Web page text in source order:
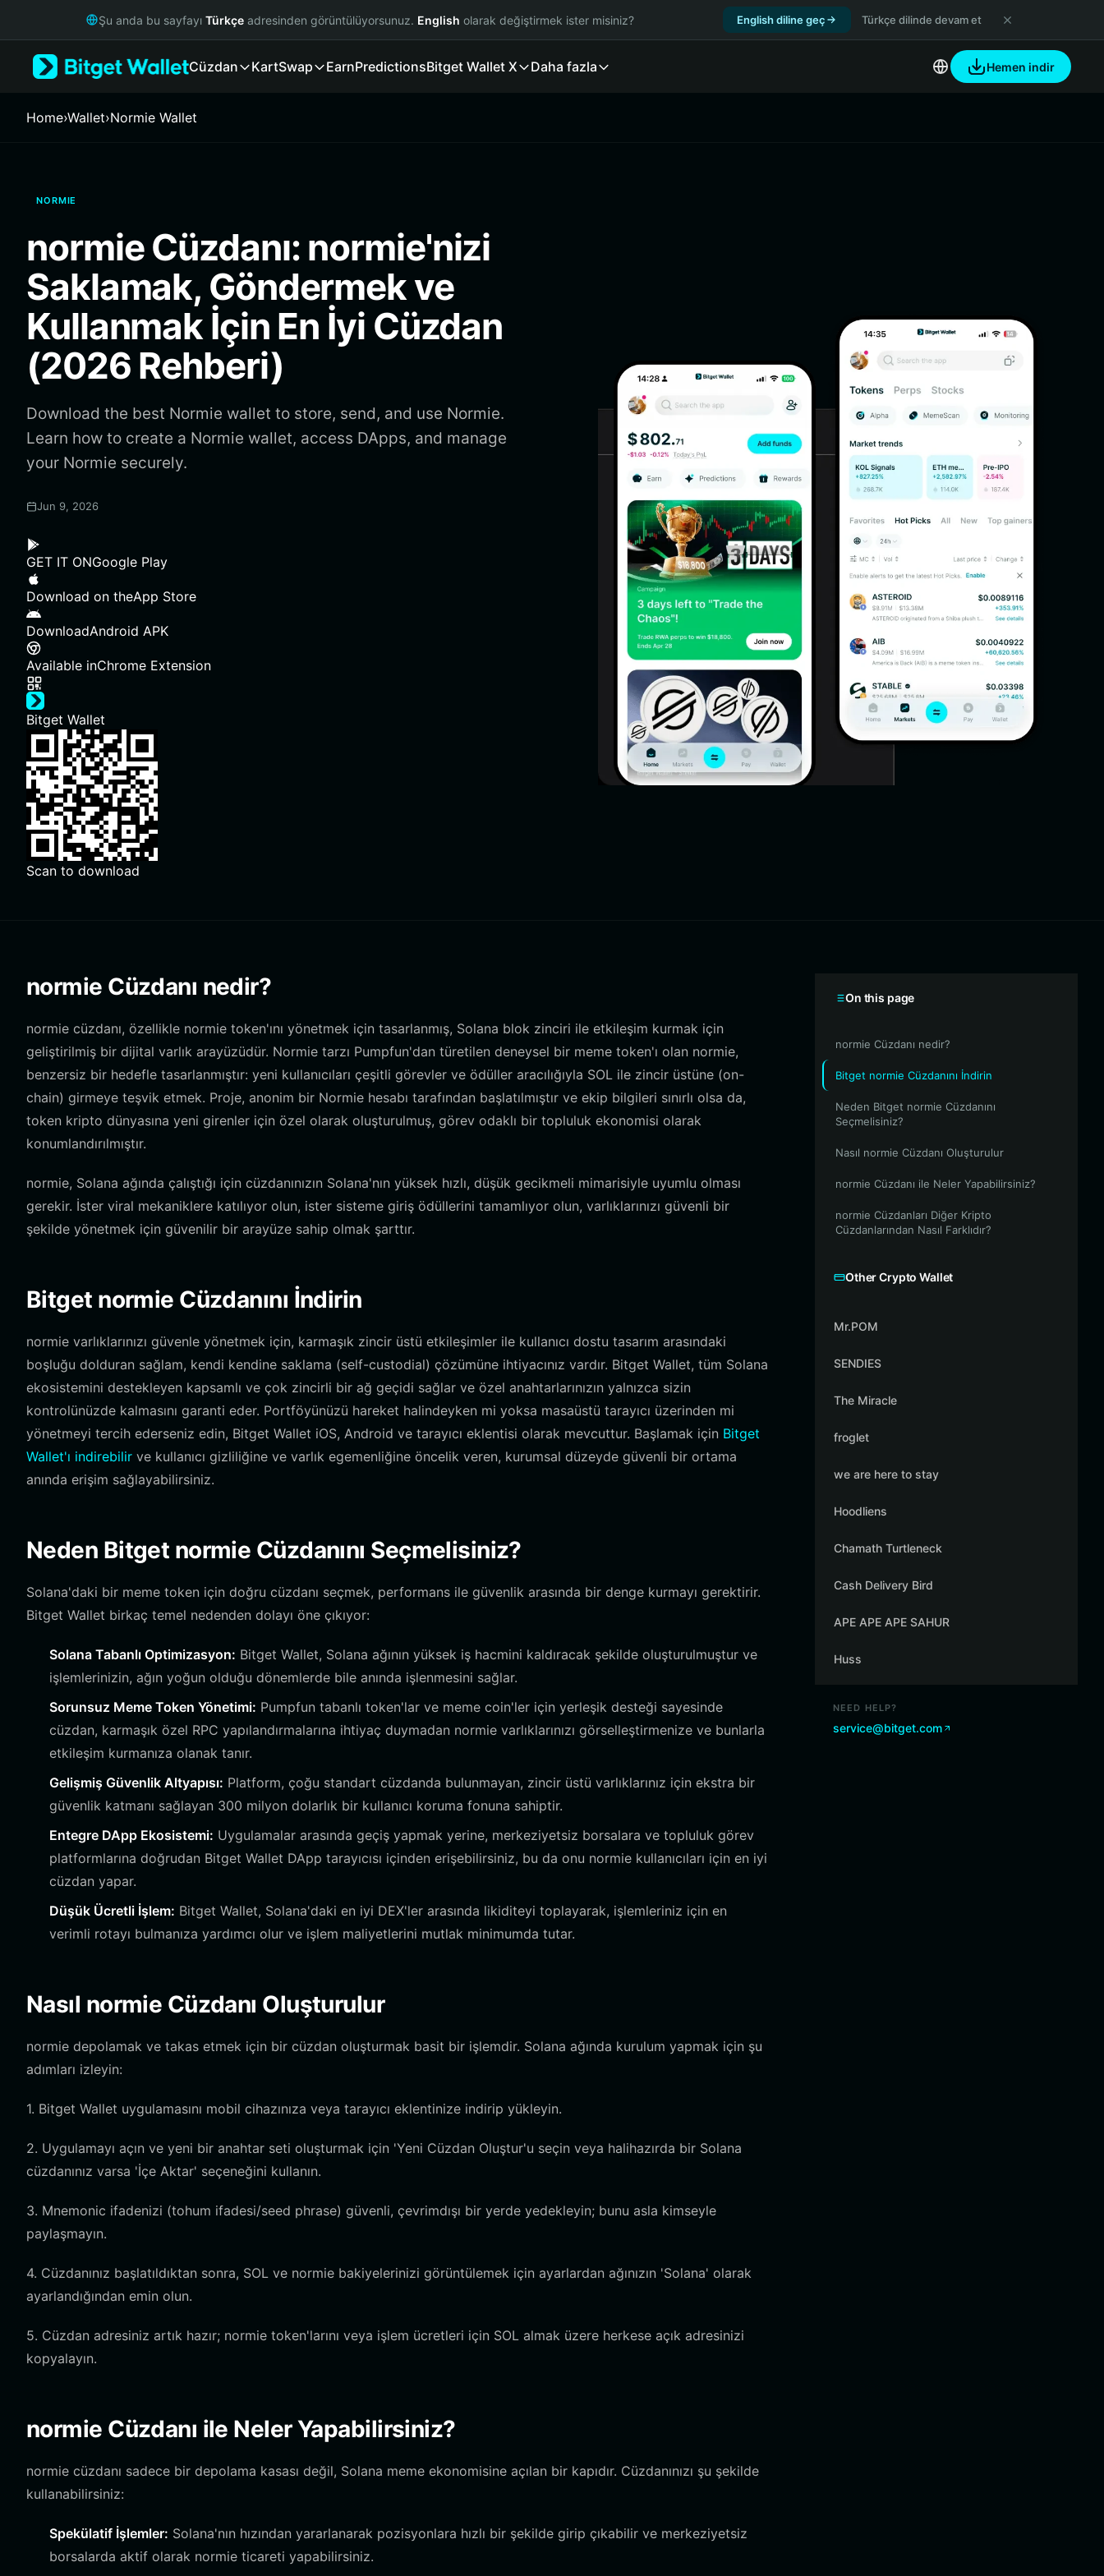
Русский
Italiano
繁體中文
Bahasa Indonesia
ภาษาไทย
Español
Português (Brasil)
Español (Argentina)
Şu anda bu sayfayı Türkçe adresinden görüntülüyorsunuz. English olarak değiştirmek ister misiniz? English diline geç Türkçe dilinde devam et
Cüzdan KartSwap EarnPredictionsBitget Wallet X Daha fazla Hemen indir
Home›Wallet›Normie Wallet
NORMIE
normie Cüzdanı: normie'nizi
Saklamak, Göndermek ve
Kullanmak İçin En İyi Cüzdan
(2026 Rehberi)
Download the best Normie wallet to store, send, and use Normie.
Learn how to create a Normie wallet, access DApps, and manage
your Normie securely.
Jun 9, 2026
GET IT ONGoogle Play
Download on theApp Store
DownloadAndroid APK
Available inChrome Extension
Bitget Wallet
Scan to download
normie Cüzdanı nedir?
normie cüzdanı, özellikle normie token'ını yönetmek için tasarlanmış, Solana blok zinciri ile etkileşim kurmak için
geliştirilmiş bir dijital varlık arayüzüdür. Normie tarzı Pumpfun'dan türetilen deneysel bir meme token'ı olan normie,
benzersiz bir hedefle tasarlanmıştır: yeni kullanıcıları çeşitli görevler ve ödüller aracılığıyla SOL ile zincir üstüne (on-
chain) girmeye teşvik etmek. Proje, anonim bir Normie hesabı tarafından başlatılmıştır ve ekip bilgileri sınırlı olsa da,
token kripto dünyasına yeni girenler için özel olarak oluşturulmuş, görev odaklı bir topluluk ekonomisi olarak
konumlandırılmıştır.
normie, Solana ağında çalıştığı için cüzdanınızın Solana'nın yüksek hızlı, düşük gecikmeli mimarisiyle uyumlu olması
gerekir. İster viral mekaniklere katılıyor olun, ister sisteme giriş ödüllerini tamamlıyor olun, varlıklarınızı güvenli bir
şekilde yönetmek için güvenilir bir arayüze sahip olmak şarttır.
Bitget normie Cüzdanını İndirin
normie varlıklarınızı güvenle yönetmek için, karmaşık zincir üstü etkileşimler ile kullanıcı dostu tasarım arasındaki
boşluğu dolduran sağlam, kendi kendine saklama (self-custodial) çözümüne ihtiyacınız vardır. Bitget Wallet, tüm Solana
ekosistemini destekleyen kapsamlı ve çok zincirli bir ağ geçidi sağlar ve özel anahtarlarınızın yalnızca sizin
kontrolünüzde kalmasını garanti eder. Portföyünüzü hareket halindeyken mi yoksa masaüstü tarayıcı üzerinden mi
yönetmeyi tercih ederseniz edin, Bitget Wallet iOS, Android ve tarayıcı eklentisi olarak mevcuttur. Başlamak için Bitget
Wallet'ı indirebilir ve kullanıcı gizliliğine ve varlık egemenliğine öncelik veren, kurumsal düzeyde güvenli bir ortama
anında erişim sağlayabilirsiniz.
Neden Bitget normie Cüzdanını Seçmelisiniz?
Solana'daki bir meme token için doğru cüzdanı seçmek, performans ile güvenlik arasında bir denge kurmayı gerektirir.
Bitget Wallet birkaç temel nedenden dolayı öne çıkıyor:
Solana Tabanlı Optimizasyon: Bitget Wallet, Solana ağının yüksek iş hacmini kaldıracak şekilde oluşturulmuştur ve
işlemlerinizin, ağın yoğun olduğu dönemlerde bile anında işlenmesini sağlar.
Sorunsuz Meme Token Yönetimi: Pumpfun tabanlı token'lar ve meme coin'ler için yerleşik desteği sayesinde
cüzdan, karmaşık özel RPC yapılandırmalarına ihtiyaç duymadan normie varlıklarınızı görselleştirmenize ve bunlarla
etkileşim kurmanıza olanak tanır.
Gelişmiş Güvenlik Altyapısı: Platform, çoğu standart cüzdanda bulunmayan, zincir üstü varlıklarınız için ekstra bir
güvenlik katmanı sağlayan 300 milyon dolarlık bir kullanıcı koruma fonuna sahiptir.
Entegre DApp Ekosistemi: Uygulamalar arasında geçiş yapmak yerine, merkeziyetsiz borsalara ve topluluk görev
platformlarına doğrudan Bitget Wallet DApp tarayıcısı içinden erişebilirsiniz, bu da onu normie kullanıcıları için en iyi
cüzdan yapar.
Düşük Ücretli İşlem: Bitget Wallet, Solana'daki en iyi DEX'ler arasında likiditeyi toplayarak, işlemleriniz için en
verimli rotayı bulmanıza yardımcı olur ve işlem maliyetlerini mutlak minimumda tutar.
Nasıl normie Cüzdanı Oluşturulur
normie depolamak ve takas etmek için bir cüzdan oluşturmak basit bir işlemdir. Solana ağında kurulum yapmak için şu
adımları izleyin:
1. Bitget Wallet uygulamasını mobil cihazınıza veya tarayıcı eklentinize indirip yükleyin.
2. Uygulamayı açın ve yeni bir anahtar seti oluşturmak için 'Yeni Cüzdan Oluştur'u seçin veya halihazırda bir Solana
cüzdanınız varsa 'İçe Aktar' seçeneğini kullanın.
3. Mnemonic ifadenizi (tohum ifadesi/seed phrase) güvenli, çevrimdışı bir yerde yedekleyin; bunu asla kimseyle
paylaşmayın.
4. Cüzdanınız başlatıldıktan sonra, SOL ve normie bakiyelerinizi görüntülemek için ayarlardan ağınızın 'Solana' olarak
ayarlandığından emin olun.
5. Cüzdan adresiniz artık hazır; normie token'larını veya işlem ücretleri için SOL almak üzere herkese açık adresinizi
kopyalayın.
normie Cüzdanı ile Neler Yapabilirsiniz?
normie cüzdanı sadece bir depolama kasası değil, Solana meme ekonomisine açılan bir kapıdır. Cüzdanınızı şu şekilde
kullanabilirsiniz:
Spekülatif İşlemler: Solana'nın hızından yararlanarak pozisyonlara hızlı bir şekilde girip çıkabilir ve merkeziyetsiz
borsalarda aktif olarak normie ticareti yapabilirsiniz.
On this page
normie Cüzdanı nedir?
Bitget normie Cüzdanını İndirin
Neden Bitget normie Cüzdanını
Seçmelisiniz?
Nasıl normie Cüzdanı Oluşturulur
normie Cüzdanı ile Neler Yapabilirsiniz?
normie Cüzdanları Diğer Kripto
Cüzdanlarından Nasıl Farklıdır?
Other Crypto Wallet
Mr.POM
SENDIES
The Miracle
froglet
we are here to stay
Hoodliens
Chamath Turtleneck
Cash Delivery Bird
APE APE APE SAHUR
Huss
NEED HELP?
service@bitget.com